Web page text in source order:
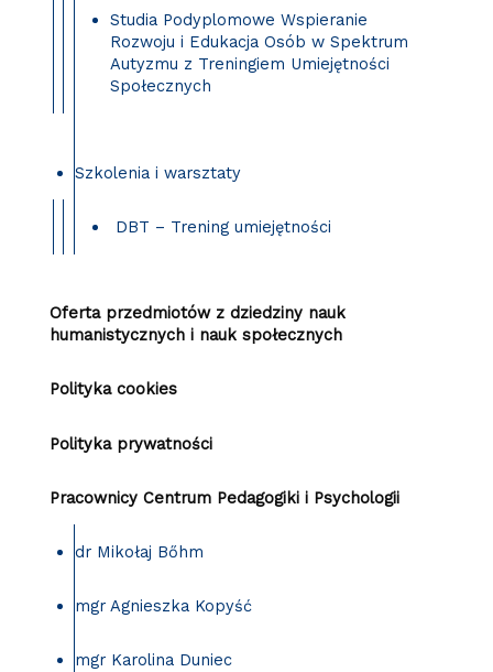
Studia Podyplomowe Wspieranie
Rozwoju i Edukacja Osób w Spektrum
Autyzmu z Treningiem Umiejętności
Społecznych
Szkolenia i warsztaty
DBT – Trening umiejętności
Oferta przedmiotów z dziedziny nauk
humanistycznych i nauk społecznych
Polityka cookies
Polityka prywatności
Pracownicy Centrum Pedagogiki i Psychologii
dr Mikołaj Bőhm
mgr Agnieszka Kopyść
mgr Karolina Duniec